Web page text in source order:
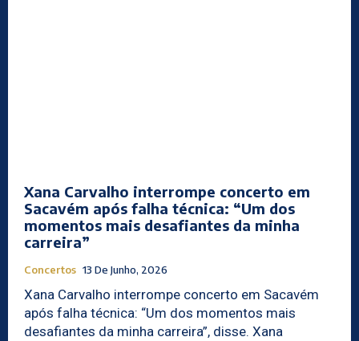
Xana Carvalho interrompe concerto em
Sacavém após falha técnica: “Um dos
momentos mais desafiantes da minha
carreira”
Concertos 13 De Junho, 2026
Xana Carvalho interrompe concerto em Sacavém
após falha técnica: “Um dos momentos mais
desafiantes da minha carreira”, disse. Xana